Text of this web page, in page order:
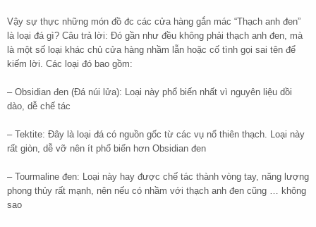
Vậy sự thực những món đồ đc các cửa hàng gắn mác “Thạch anh đen”
là loại đá gì? Câu trả lời: Đó gần như đều không phải thạch anh đen, mà
là một số loại khác chủ cửa hàng nhầm lẫn hoặc cố tình gọi sai tên để
kiếm lời. Các loại đó bao gồm:
– Obsidian đen (Đá núi lửa): Loại này phổ biến nhất vì nguyên liệu dồi
dào, dễ chế tác
– Tektite: Đây là loại đá có nguồn gốc từ các vụ nổ thiên thạch. Loại này
rất giòn, dễ vỡ nên ít phổ biến hơn Obsidian đen
– Tourmaline đen: Loại này hay được chế tác thành vòng tay, năng lượng
phong thủy rất mạnh, nên nếu có nhầm với thạch anh đen cũng … không
sao